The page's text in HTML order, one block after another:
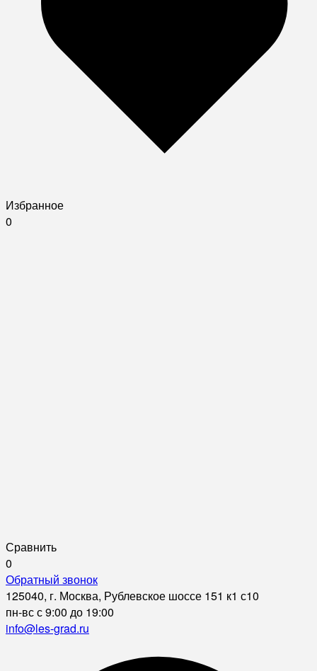
Избранное
0
Сравнить
0
Обратный звонок
125040, г. Москва, Рублевское шоссе 151 к1 с10
пн-вс с 9:00 до 19:00
info@les-grad.ru